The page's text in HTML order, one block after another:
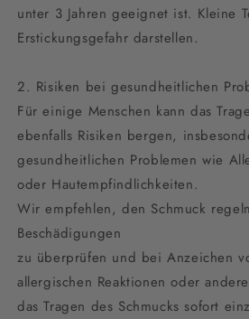
unter 3 Jahren geeignet ist. Kleine
Erstickungsgefahr darstellen.
2. Risiken bei gesundheitlichen
Für einige Menschen kann das
ebenfalls Risiken bergen,
gesundheitlichen Problemen wie
oder Hautempfindlichkeiten.
Wir empfehlen, den Schmuck
Beschädigungen
zu überprüfen und bei Anzeichen
allergischen Reaktionen oder
das Tragen des Schmucks sofort